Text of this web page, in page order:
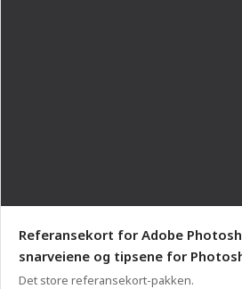
Referansekort for Adobe
snarveiene og tipsene for
Det store referansekort-pakken.